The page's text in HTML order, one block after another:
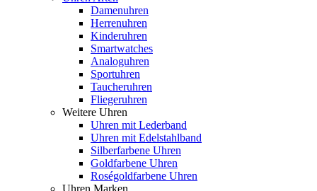
Damenuhren
Herrenuhren
Kinderuhren
Smartwatches
Analoguhren
Sportuhren
Taucheruhren
Fliegeruhren
Weitere Uhren
Uhren mit Lederband
Uhren mit Edelstahlband
Silberfarbene Uhren
Goldfarbene Uhren
Roségoldfarbene Uhren
Uhren Marken